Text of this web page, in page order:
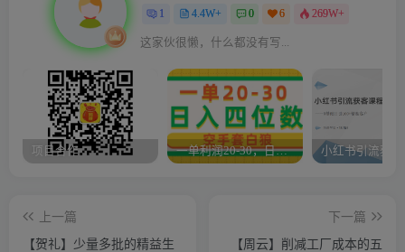
1 4.4W+ 0 6 269W+
这家伙很懒，什么都没有写...
项目合作 一单利润20-30，日入四位数，空手套白狼，只要做就能赚，简单无套路
上一篇
【贺礼】少量多批的精益生
下一篇
【周云】削减工厂成本的五